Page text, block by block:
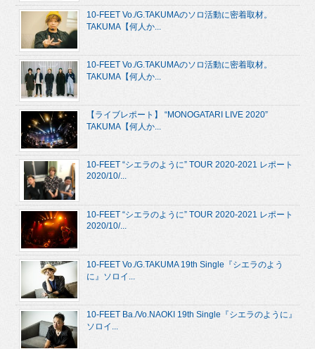
10-FEET Vo./G.TAKUMAのソロ活動に密着取材。
TAKUMA【何人か...
10-FEET Vo./G.TAKUMAのソロ活動に密着取材。
TAKUMA【何人か...
【ライブレポート】 “MONOGATARI LIVE 2020”
TAKUMA【何人か...
10-FEET “シエラのように” TOUR 2020-2021 レポート
2020/10/...
10-FEET “シエラのように” TOUR 2020-2021 レポート
2020/10/...
10-FEET Vo./G.TAKUMA 19th Single『シエラのよう
に』ソロイ...
10-FEET Ba./Vo.NAOKI 19th Single『シエラのように』
ソロイ...